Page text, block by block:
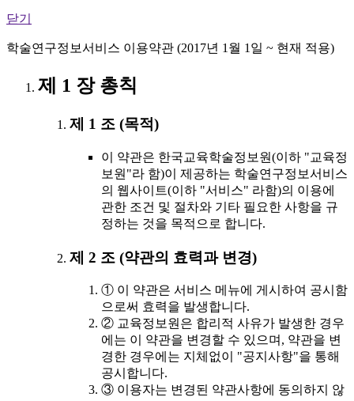
닫기
학술연구정보서비스 이용약관 (2017년 1월 1일 ~ 현재 적용)
제 1 장 총칙
제 1 조 (목적)
이 약관은 한국교육학술정보원(이하 "교육정
보원"라 함)이 제공하는 학술연구정보서비스
의 웹사이트(이하 "서비스" 라함)의 이용에
관한 조건 및 절차와 기타 필요한 사항을 규
정하는 것을 목적으로 합니다.
제 2 조 (약관의 효력과 변경)
① 이 약관은 서비스 메뉴에 게시하여 공시함
으로써 효력을 발생합니다.
② 교육정보원은 합리적 사유가 발생한 경우
에는 이 약관을 변경할 수 있으며, 약관을 변
경한 경우에는 지체없이 "공지사항"을 통해
공시합니다.
③ 이용자는 변경된 약관사항에 동의하지 않